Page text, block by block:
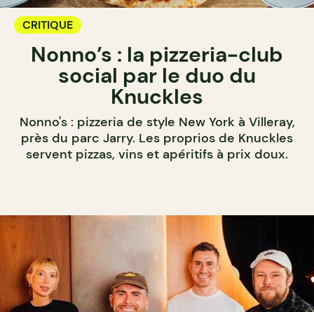
CRITIQUE
Nonno’s : la pizzeria-club
social par le duo du
Knuckles
Nonno's : pizzeria de style New York à Villeray,
près du parc Jarry. Les proprios de Knuckles
servent pizzas, vins et apéritifs à prix doux.